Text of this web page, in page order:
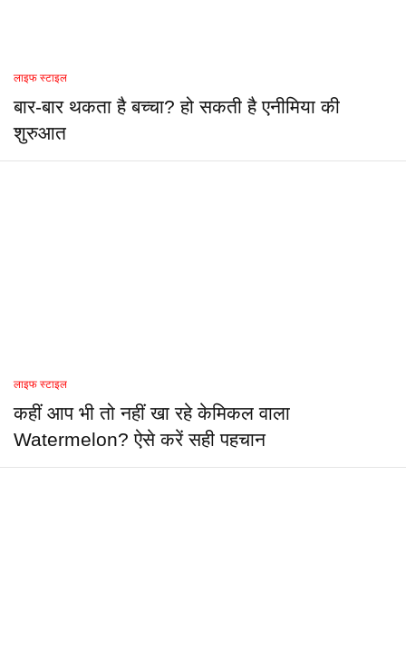
लाइफ स्टाइल
बार-बार थकता है बच्चा? हो सकती है एनीमिया की
शुरुआत
लाइफ स्टाइल
कहीं आप भी तो नहीं खा रहे केमिकल वाला
Watermelon? ऐसे करें सही पहचान